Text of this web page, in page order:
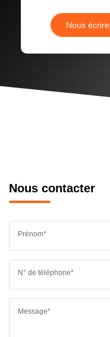
Nous écrire
Nous contacter
Prénom*
N° de téléphone*
Message*